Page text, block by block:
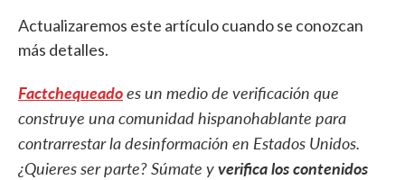
Actualizaremos este artículo cuando se conozcan
más detalles.
Factchequeadoes un medio de verificación que
construye una comunidad hispanohablante para
contrarrestar la desinformación en Estados Unidos.
¿Quieres ser parte? Súmate yverifica los contenidos